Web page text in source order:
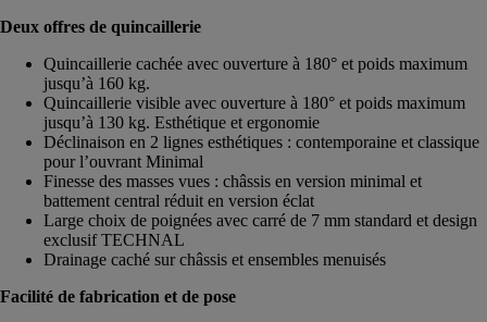
Deux offres de quincaillerie
Quincaillerie cachée avec ouverture à 180° et poids maximum
jusqu’à 160 kg.
Quincaillerie visible avec ouverture à 180° et poids maximum
jusqu’à 130 kg. Esthétique et ergonomie
Déclinaison en 2 lignes esthétiques : contemporaine et classique
pour l’ouvrant Minimal
Finesse des masses vues : châssis en version minimal et
battement central réduit en version éclat
Large choix de poignées avec carré de 7 mm standard et design
exclusif TECHNAL
Drainage caché sur châssis et ensembles menuisés
Facilité de fabrication et de pose